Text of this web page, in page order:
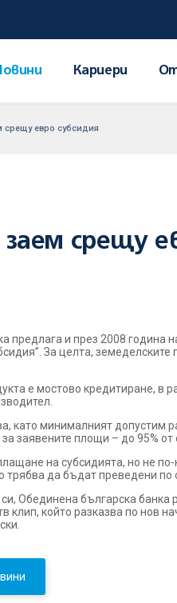
Кариери
срещу евро субсидия
срещу
предлага и през 2008 година
За целта,
е мостово кредитиране, в
като минималният
заявените площи – до 95% от
на субсидията, но не
трябва да бъдат преведени
Обединена българска
клип, който разказва по нов